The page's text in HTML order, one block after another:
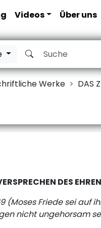
Videos Über uns
Werke DAS
DES
(Moses Friede sei auf
nicht ungehorsam